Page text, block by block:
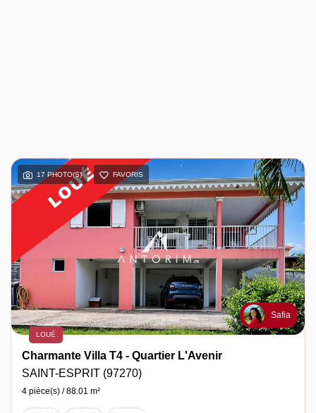
17 PHOTO(S) FAVORIS
Safia
LOUÉ
Charmante Villa T4 - Quartier L'Avenir
SAINT-ESPRIT (97270)
4 pièce(s) / 88.01 m²